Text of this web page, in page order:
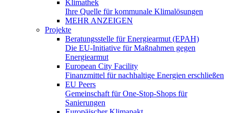
Klimathek
Ihre Quelle für kommunale Klimalösungen
MEHR ANZEIGEN
Projekte
Beratungsstelle für Energiearmut (EPAH)
Die EU-Initiative für Maßnahmen gegen
Energiearmut
European City Facility
Finanzmittel für nachhaltige Energien erschließen
EU Peers
Gemeinschaft für One-Stop-Shops für
Sanierungen